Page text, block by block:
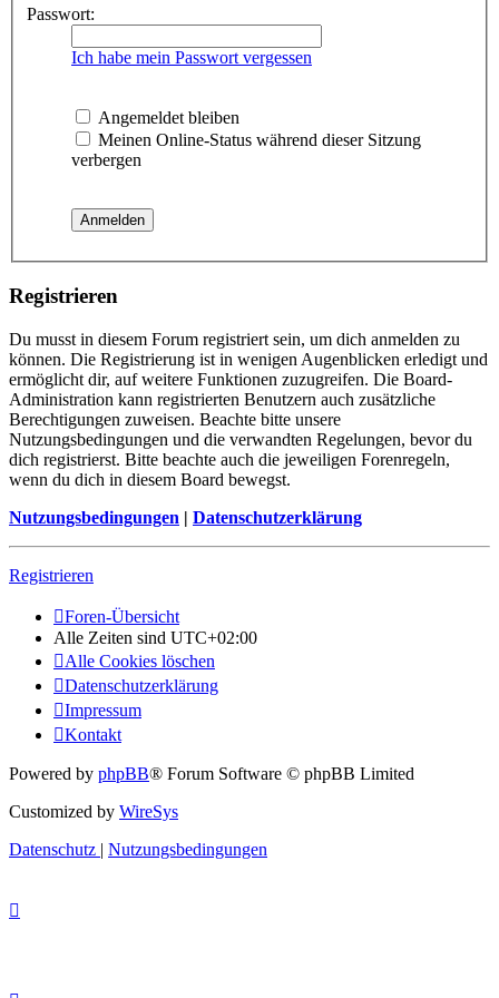
Passwort:
Ich habe mein Passwort vergessen
Angemeldet bleiben
Meinen Online-Status während dieser Sitzung
verbergen
Registrieren
Du musst in diesem Forum registriert sein, um dich anmelden zu
können. Die Registrierung ist in wenigen Augenblicken erledigt und
ermöglicht dir, auf weitere Funktionen zuzugreifen. Die Board-
Administration kann registrierten Benutzern auch zusätzliche
Berechtigungen zuweisen. Beachte bitte unsere
Nutzungsbedingungen und die verwandten Regelungen, bevor du
dich registrierst. Bitte beachte auch die jeweiligen Forenregeln,
wenn du dich in diesem Board bewegst.
Nutzungsbedingungen | Datenschutzerklärung
Registrieren
Foren-Übersicht
Alle Zeiten sind UTC+02:00
Alle Cookies löschen
Datenschutzerklärung
Impressum
Kontakt
Powered by phpBB® Forum Software © phpBB Limited
Customized by WireSys
Datenschutz | Nutzungsbedingungen